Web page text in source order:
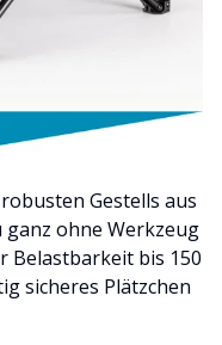
Gestells aus
ohne Werkzeug
Belastbarkeit bis 150
sicheres Plätzchen